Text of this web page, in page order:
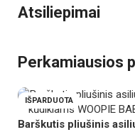
Atsiliepimai
Perkamiausios
IŠPARDUOTA
Barškutis pliušinis